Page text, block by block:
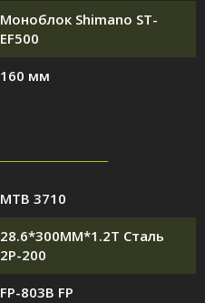
Моноблок Shimano ST-
EF500
160 мм
MTB 3710
28.6*300MM*1.2T Сталь
2P-200
FP-803B FP